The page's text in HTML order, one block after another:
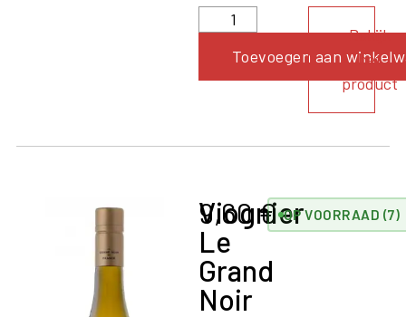
Toevoegen aan
Bekijk
het
product
Viognier
Le
Grand
Noir
9,60€ OP VOORRAAD (7)